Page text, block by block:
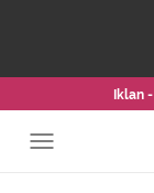
Iklan